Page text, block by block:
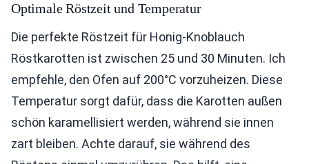
Optimale Röstzeit und Temperatur
Die perfekte Röstzeit für Honig-Knoblauch
Röstkarotten ist zwischen 25 und 30 Minuten. Ich
empfehle, den Ofen auf 200°C vorzuheizen. Diese
Temperatur sorgt dafür, dass die Karotten außen
schön karamellisiert werden, während sie innen
zart bleiben. Achte darauf, sie während des